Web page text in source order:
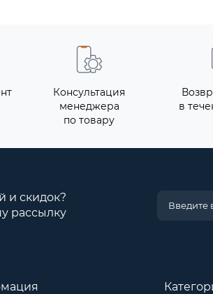
Консультация
менеджера
по товару
в
и скидок?
рассылку